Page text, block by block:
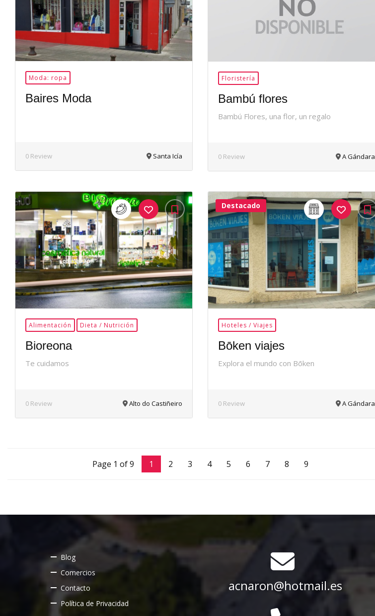
Moda: ropa
Baires Moda
0 Review Santa Icía
Floristería
Bambú flores
Bambú Flores, una flor, un regalo
0 Review A Gándara
35Me
Gusta
Alimentación Dieta / Nutrición
Bioreona
Te cuidamos
0 Review Alto do Castiñeiro
32Me
Gusta
Destacado
Hoteles / Viajes
Bōken viajes
Explora el mundo con Bōken
0 Review A Gándara
Page 1 of 9 1 2 3 4 5 6 7 8 9
Blog
Comercios
Contacto
Política de Privacidad
acnaron@hotmail.es